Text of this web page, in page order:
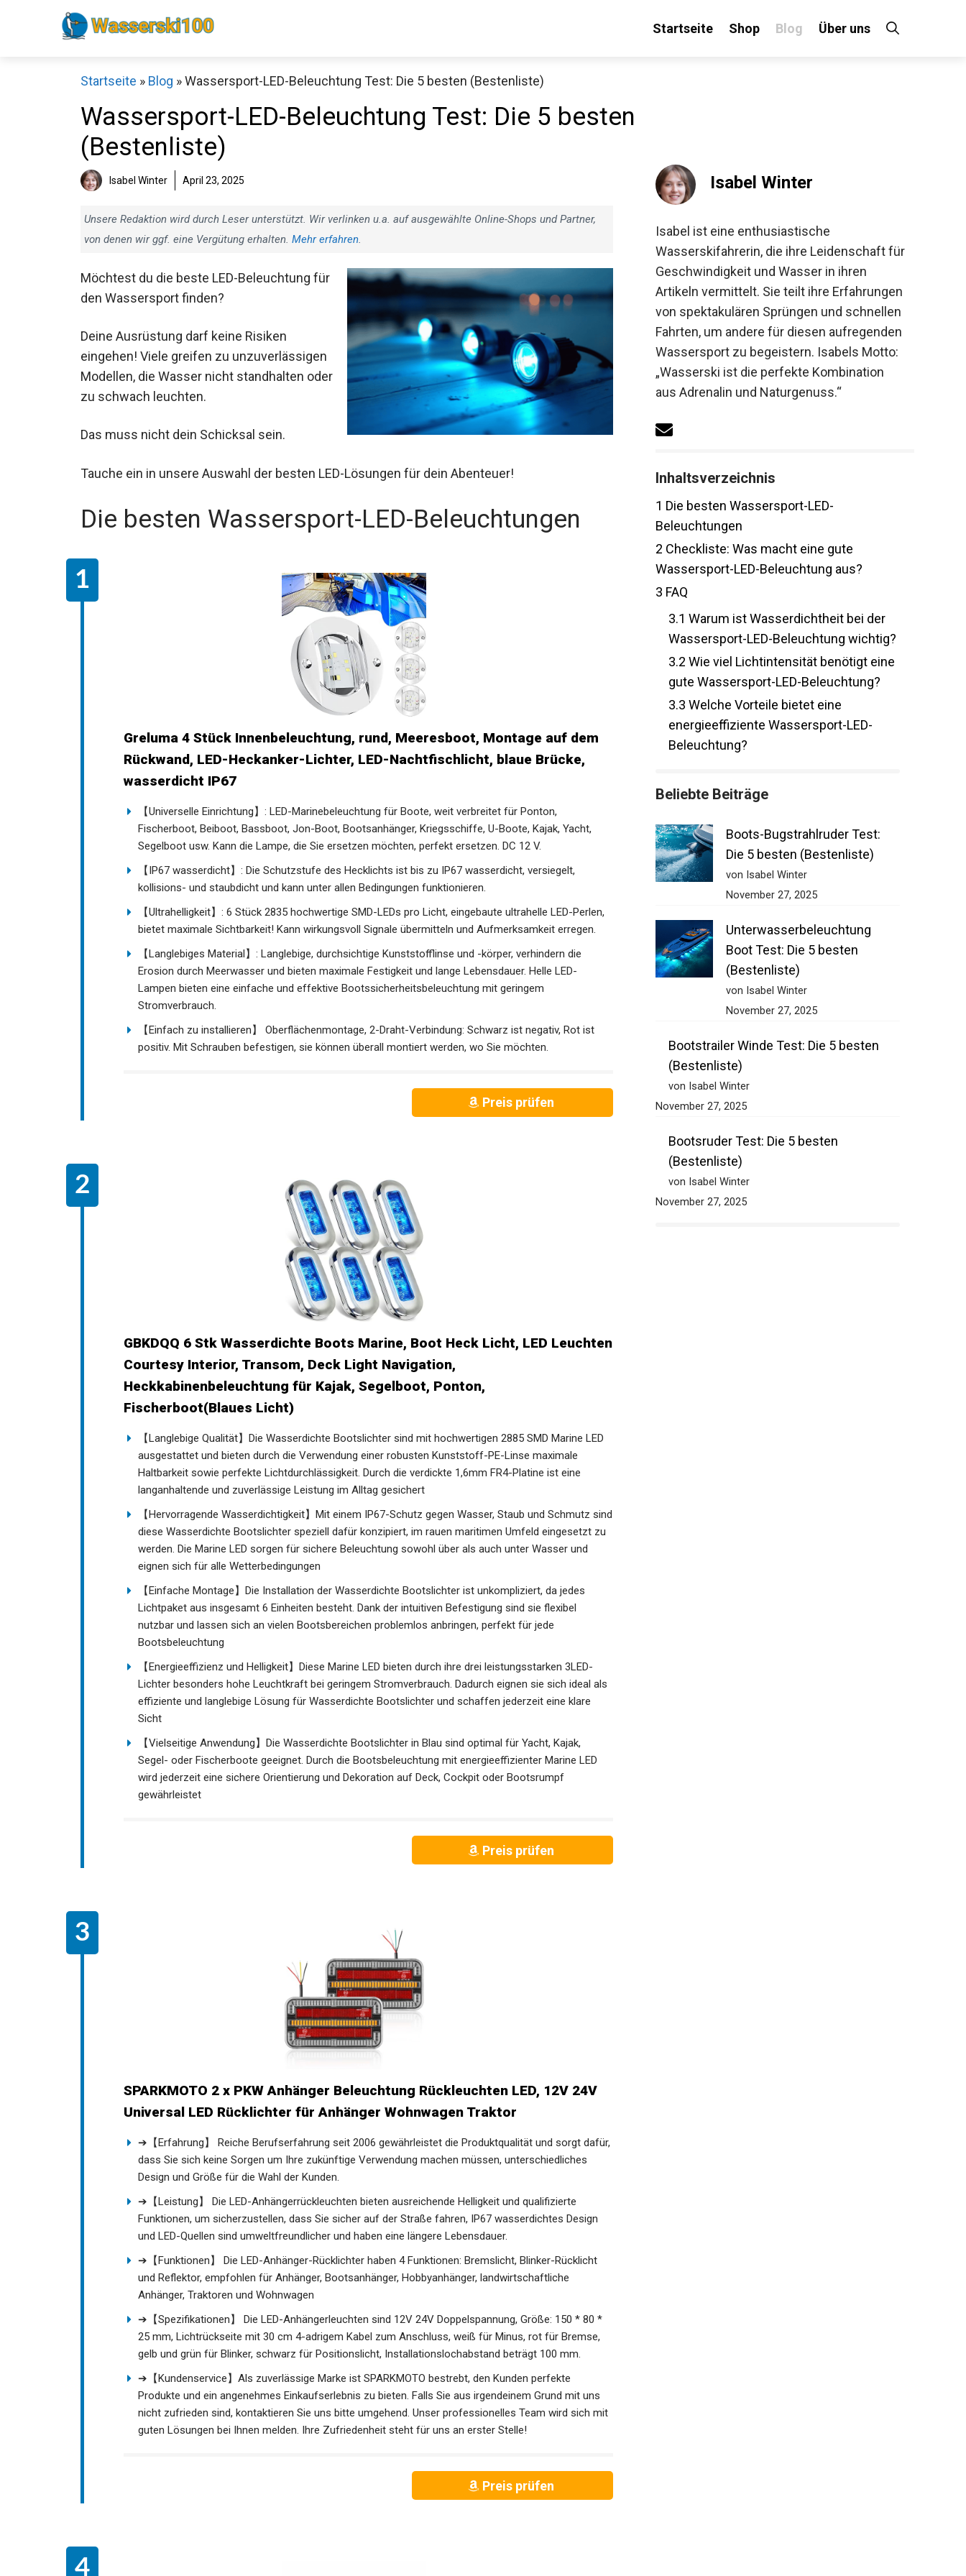
Startseite Shop Blog Über uns
Startseite » Blog »Wassersport-LED-Beleuchtung Test: Die 5 besten (Bestenliste)
Wassersport-LED-Beleuchtung Test: Die 5 besten
(Bestenliste)
Isabel Winter April 23, 2025
Unsere Redaktion wird durch Leser unterstützt. Wir verlinken u.a. auf ausgewählte Online-Shops und Partner,
von denen wir ggf. eine Vergütung erhalten. Mehr erfahren.
Möchtest du die beste LED-Beleuchtung für
den Wassersport finden?
Deine Ausrüstung darf keine Risiken
eingehen! Viele greifen zu unzuverlässigen
Modellen, die Wasser nicht standhalten oder
zu schwach leuchten.
Das muss nicht dein Schicksal sein.
Tauche ein in unsere Auswahl der besten LED-Lösungen für dein Abenteuer!
Die besten Wassersport-LED-Beleuchtungen
Greluma 4 Stück Innenbeleuchtung, rund, Meeresboot, Montage auf dem
Rückwand, LED-Heckanker-Lichter, LED-Nachtfischlicht, blaue Brücke,
wasserdicht IP67
【Universelle Einrichtung】: LED-Marinebeleuchtung für Boote, weit verbreitet für Ponton,
Fischerboot, Beiboot, Bassboot, Jon-Boot, Bootsanhänger, Kriegsschiffe, U-Boote, Kajak, Yacht,
Segelboot usw. Kann die Lampe, die Sie ersetzen möchten, perfekt ersetzen. DC 12 V.
【IP67 wasserdicht】: Die Schutzstufe des Hecklichts ist bis zu IP67 wasserdicht, versiegelt,
kollisions- und staubdicht und kann unter allen Bedingungen funktionieren.
【Ultrahelligkeit】: 6 Stück 2835 hochwertige SMD-LEDs pro Licht, eingebaute ultrahelle LED-Perlen,
bietet maximale Sichtbarkeit! Kann wirkungsvoll Signale übermitteln und Aufmerksamkeit erregen.
【Langlebiges Material】: Langlebige, durchsichtige Kunststofflinse und -körper, verhindern die
Erosion durch Meerwasser und bieten maximale Festigkeit und lange Lebensdauer. Helle LED-
Lampen bieten eine einfache und effektive Bootssicherheitsbeleuchtung mit geringem
Stromverbrauch.
【Einfach zu installieren】 Oberflächenmontage, 2-Draht-Verbindung: Schwarz ist negativ, Rot ist
positiv. Mit Schrauben befestigen, sie können überall montiert werden, wo Sie möchten.
Preis prüfen
GBKDQQ 6 Stk Wasserdichte Boots Marine, Boot Heck Licht, LED Leuchten
Courtesy Interior, Transom, Deck Light Navigation,
Heckkabinenbeleuchtung für Kajak, Segelboot, Ponton,
Fischerboot(Blaues Licht)
【Langlebige Qualität】Die Wasserdichte Bootslichter sind mit hochwertigen 2885 SMD Marine LED
ausgestattet und bieten durch die Verwendung einer robusten Kunststoff-PE-Linse maximale
Haltbarkeit sowie perfekte Lichtdurchlässigkeit. Durch die verdickte 1,6mm FR4-Platine ist eine
langanhaltende und zuverlässige Leistung im Alltag gesichert
【Hervorragende Wasserdichtigkeit】Mit einem IP67-Schutz gegen Wasser, Staub und Schmutz sind
diese Wasserdichte Bootslichter speziell dafür konzipiert, im rauen maritimen Umfeld eingesetzt zu
werden. Die Marine LED sorgen für sichere Beleuchtung sowohl über als auch unter Wasser und
eignen sich für alle Wetterbedingungen
【Einfache Montage】Die Installation der Wasserdichte Bootslichter ist unkompliziert, da jedes
Lichtpaket aus insgesamt 6 Einheiten besteht. Dank der intuitiven Befestigung sind sie flexibel
nutzbar und lassen sich an vielen Bootsbereichen problemlos anbringen, perfekt für jede
Bootsbeleuchtung
【Energieeffizienz und Helligkeit】Diese Marine LED bieten durch ihre drei leistungsstarken 3LED-
Lichter besonders hohe Leuchtkraft bei geringem Stromverbrauch. Dadurch eignen sie sich ideal als
effiziente und langlebige Lösung für Wasserdichte Bootslichter und schaffen jederzeit eine klare
Sicht
【Vielseitige Anwendung】Die Wasserdichte Bootslichter in Blau sind optimal für Yacht, Kajak,
Segel- oder Fischerboote geeignet. Durch die Bootsbeleuchtung mit energieeffizienter Marine LED
wird jederzeit eine sichere Orientierung und Dekoration auf Deck, Cockpit oder Bootsrumpf
gewährleistet
Preis prüfen
SPARKMOTO 2 x PKW Anhänger Beleuchtung Rückleuchten LED, 12V 24V
Universal LED Rücklichter für Anhänger Wohnwagen Traktor
➔【Erfahrung】 Reiche Berufserfahrung seit 2006 gewährleistet die Produktqualität und sorgt dafür,
dass Sie sich keine Sorgen um Ihre zukünftige Verwendung machen müssen, unterschiedliches
Design und Größe für die Wahl der Kunden.
➔【Leistung】 Die LED-Anhängerrückleuchten bieten ausreichende Helligkeit und qualifizierte
Funktionen, um sicherzustellen, dass Sie sicher auf der Straße fahren, IP67 wasserdichtes Design
und LED-Quellen sind umweltfreundlicher und haben eine längere Lebensdauer.
➔【Funktionen】 Die LED-Anhänger-Rücklichter haben 4 Funktionen: Bremslicht, Blinker-Rücklicht
und Reflektor, empfohlen für Anhänger, Bootsanhänger, Hobbyanhänger, landwirtschaftliche
Anhänger, Traktoren und Wohnwagen
➔【Spezifikationen】 Die LED-Anhängerleuchten sind 12V 24V Doppelspannung, Größe: 150 * 80 *
25 mm, Lichtrückseite mit 30 cm 4-adrigem Kabel zum Anschluss, weiß für Minus, rot für Bremse,
gelb und grün für Blinker, schwarz für Positionslicht, Installationslochabstand beträgt 100 mm.
➔【Kundenservice】Als zuverlässige Marke ist SPARKMOTO bestrebt, den Kunden perfekte
Produkte und ein angenehmes Einkaufserlebnis zu bieten. Falls Sie aus irgendeinem Grund mit uns
nicht zufrieden sind, kontaktieren Sie uns bitte umgehend. Unser professionelles Team wird sich mit
guten Lösungen bei Ihnen melden. Ihre Zufriedenheit steht für uns an erster Stelle!
Preis prüfen
Isabel Winter
Isabel ist eine enthusiastische
Wasserskifahrerin, die ihre Leidenschaft für
Geschwindigkeit und Wasser in ihren
Artikeln vermittelt. Sie teilt ihre Erfahrungen
von spektakulären Sprüngen und schnellen
Fahrten, um andere für diesen aufregenden
Wassersport zu begeistern. Isabels Motto:
„Wasserski ist die perfekte Kombination
aus Adrenalin und Naturgenuss.“
Inhaltsverzeichnis
1 Die besten Wassersport-LED-
Beleuchtungen
2 Checkliste: Was macht eine gute
Wassersport-LED-Beleuchtung aus?
3 FAQ
3.1 Warum ist Wasserdichtheit bei der
Wassersport-LED-Beleuchtung wichtig?
3.2 Wie viel Lichtintensität benötigt eine
gute Wassersport-LED-Beleuchtung?
3.3 Welche Vorteile bietet eine
energieeffiziente Wassersport-LED-
Beleuchtung?
Beliebte Beiträge
Boots-Bugstrahlruder Test:
Die 5 besten (Bestenliste)
von Isabel Winter
November 27, 2025
Unterwasserbeleuchtung
Boot Test: Die 5 besten
(Bestenliste)
von Isabel Winter
November 27, 2025
Bootstrailer Winde Test: Die 5 besten
(Bestenliste)
von Isabel Winter
November 27, 2025
Bootsruder Test: Die 5 besten
(Bestenliste)
von Isabel Winter
November 27, 2025